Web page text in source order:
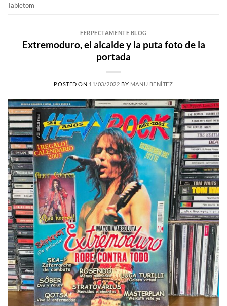
Tabletom
FERPECTAMENTE BLOG
Extremoduro, el alcalde y la puta foto de la
portada
POSTED ON 11/03/2022 BY MANU BENÍTEZ